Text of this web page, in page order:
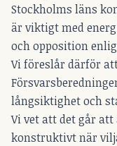
Stockholms läns
är viktigt med
och opposition
Vi föreslår därför
långsiktighet och
Vi vet att det går att
konstruktivt när